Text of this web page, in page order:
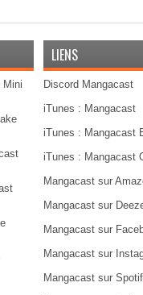
Mini
LIENS
Discord Mangacast
iTunes : Mangacast
iTunes : Mangacast
iTunes : Mangacast
Mangacast sur
Mangacast sur
Mangacast sur
Mangacast sur
Mangacast sur